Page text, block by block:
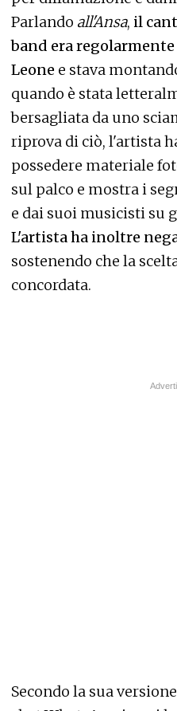
Parlando all'Ansa, il
band era
Leone e stava
quando è stata
bersagliata da uno
riprova di ciò, l'artista
possedere materiale
sul palco e mostra i
e dai suoi musicisti su
L'artista ha inoltre
sostenendo che la
concordata.
Secondo la sua